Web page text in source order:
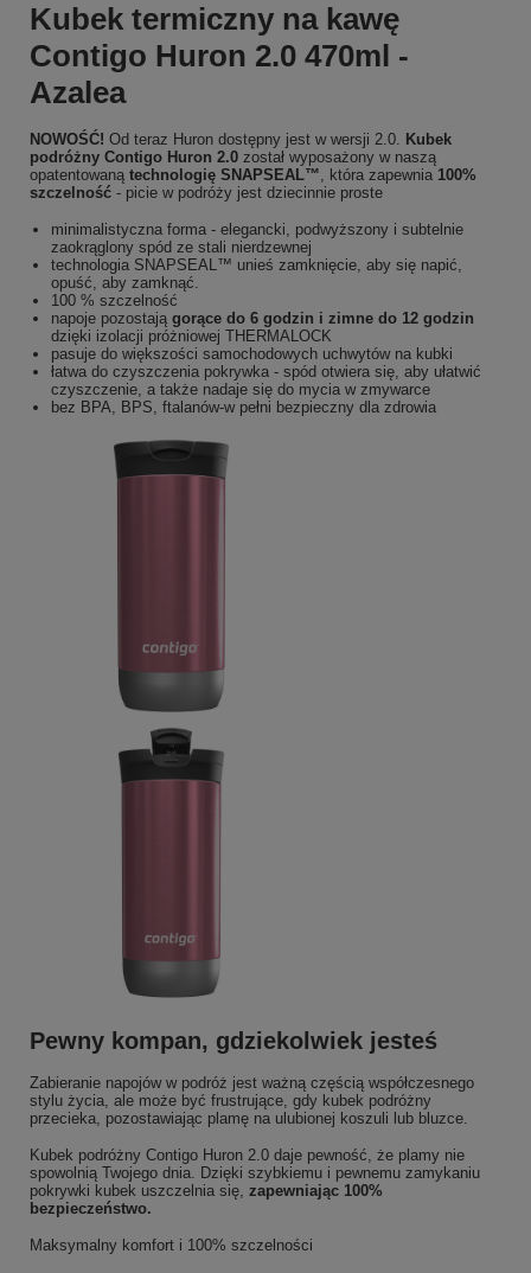
Kubek termiczny na kawę
Contigo Huron 2.0 470ml -
Azalea
NOWOŚĆ! Od teraz Huron dostępny jest w wersji 2.0. Kubek
podróżny Contigo Huron 2.0 został wyposażony w naszą
opatentowaną technologię SNAPSEAL™, która zapewnia 100%
szczelność - picie w podróży jest dziecinnie proste
minimalistyczna forma - elegancki, podwyższony i subtelnie
zaokrąglony spód ze stali nierdzewnej
technologia SNAPSEAL™ unieś zamknięcie, aby się napić,
opuść, aby zamknąć.
100 % szczelność
napoje pozostają gorące do 6 godzin i zimne do 12 godzin
dzięki izolacji próżniowej THERMALOCK
pasuje do większości samochodowych uchwytów na kubki
łatwa do czyszczenia pokrywka - spód otwiera się, aby ułatwić
czyszczenie, a także nadaje się do mycia w zmywarce
bez BPA, BPS, ftalanów-w pełni bezpieczny dla zdrowia
Pewny kompan, gdziekolwiek jesteś
Zabieranie napojów w podróż jest ważną częścią współczesnego
stylu życia, ale może być frustrujące, gdy kubek podróżny
przecieka, pozostawiając plamę na ulubionej koszuli lub bluzce.
Kubek podróżny Contigo Huron 2.0 daje pewność, że plamy nie
spowolnią Twojego dnia. Dzięki szybkiemu i pewnemu zamykaniu
pokrywki kubek uszczelnia się, zapewniając 100%
bezpieczeństwo.
Maksymalny komfort i 100% szczelności